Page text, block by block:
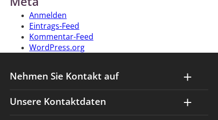
Anmelden
Eintrags-Feed
Kommentar-Feed
WordPress.org
Nehmen Sie Kontakt auf
Unsere Kontaktdaten